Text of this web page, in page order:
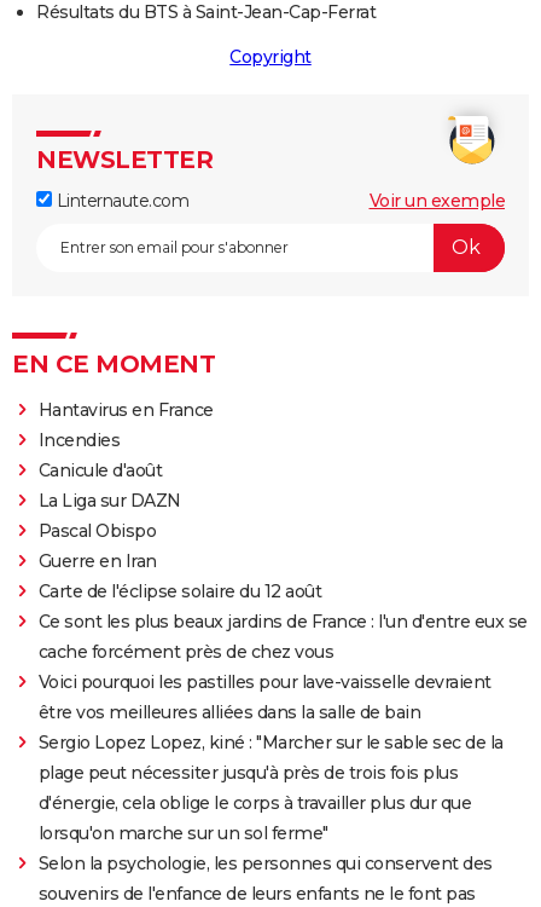
Résultats du BTS à Saint-Jean-Cap-Ferrat
Copyright
NEWSLETTER
Linternaute.com Voir un exemple
EN CE MOMENT
Hantavirus en France
Incendies
Canicule d'août
La Liga sur DAZN
Pascal Obispo
Guerre en Iran
Carte de l'éclipse solaire du 12 août
Ce sont les plus beaux jardins de France : l'un d'entre eux se
cache forcément près de chez vous
Voici pourquoi les pastilles pour lave-vaisselle devraient
être vos meilleures alliées dans la salle de bain
Sergio Lopez Lopez, kiné : "Marcher sur le sable sec de la
plage peut nécessiter jusqu'à près de trois fois plus
d'énergie, cela oblige le corps à travailler plus dur que
lorsqu'on marche sur un sol ferme"
Selon la psychologie, les personnes qui conservent des
souvenirs de l'enfance de leurs enfants ne le font pas